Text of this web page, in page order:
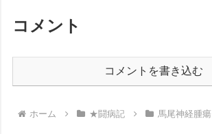
コメント
コメントを書き込む
ホーム ★闘病記 馬尾神経腫瘍